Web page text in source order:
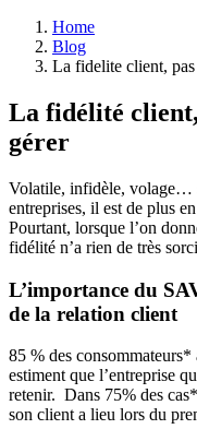
Home
Blog
La fidelite client,
La fidélité
gérer
Volatile, infidèle, volage…
entreprises, il est de plus
Pourtant, lorsque l’on
fidélité n’a rien de très
L’importance du
de la relation client
85 % des
estiment que l’entreprise
retenir. Dans 75% des
son client a lieu lors du